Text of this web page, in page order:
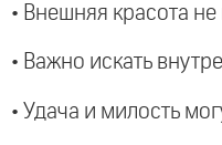
• Внешняя красота
• Важно искать
• Удача и милость